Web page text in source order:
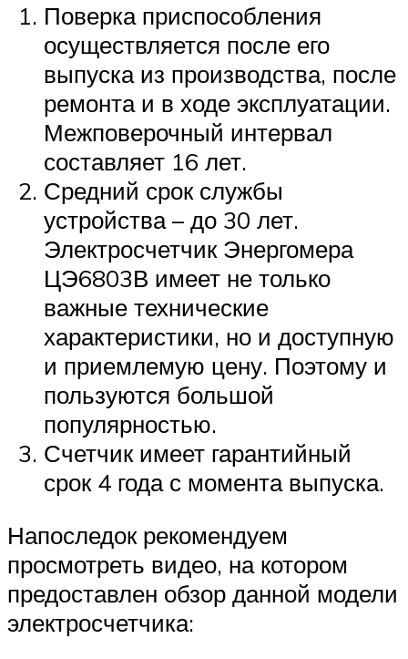
Поверка приспособления
осуществляется после его
выпуска из производства, после
ремонта и в ходе эксплуатации.
Межповерочный интервал
составляет 16 лет.
Средний срок службы
устройства – до 30 лет.
Электросчетчик Энергомера
ЦЭ6803В имеет не только
важные технические
характеристики, но и доступную
и приемлемую цену. Поэтому и
пользуются большой
популярностью.
Счетчик имеет гарантийный
срок 4 года с момента выпуска.
Напоследок рекомендуем
просмотреть видео, на котором
предоставлен обзор данной модели
электросчетчика: